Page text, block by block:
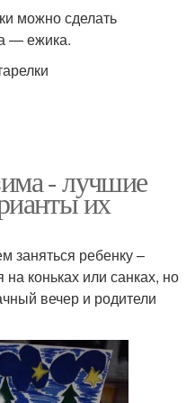
можно сделать
— ежика.
- лучшие
их
заняться ребенку –
на коньках или санках, но
вечер и родители